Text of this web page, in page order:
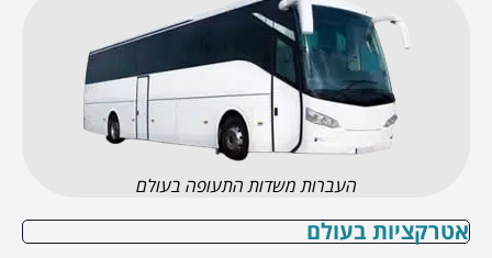
העברות משדות התעופה בעולם
אטרקציות בעולם